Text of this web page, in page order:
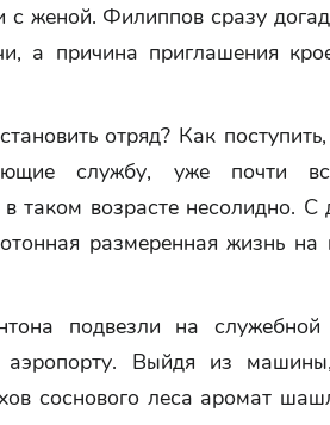
женой. Филиппов сразу
а причина приглашения
отряд? Как
службу, уже почти
таком возрасте несолидно. С
размеренная жизнь
подвезли на служебной
аэропорту. Выйдя из
соснового леса аромат